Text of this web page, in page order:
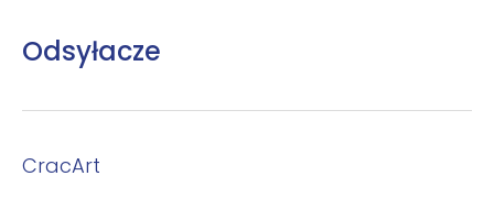
Odsyłacze
CracArt